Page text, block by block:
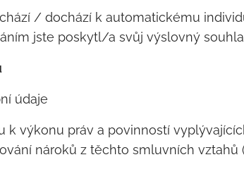
/ dochází k automatickému
jste poskytl/a svůj výslovný
údaje
k výkonu práv a povinností
nároků z těchto smluvních